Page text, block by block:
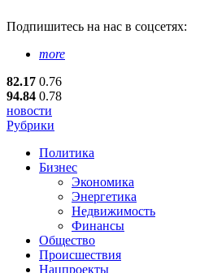
Подпишитесь на нас в соцсетях:
more
82.17 0.76
94.84 0.78
новости
Рубрики
Политика
Бизнес
Экономика
Энергетика
Недвижимость
Финансы
Общество
Происшествия
Нацпроекты